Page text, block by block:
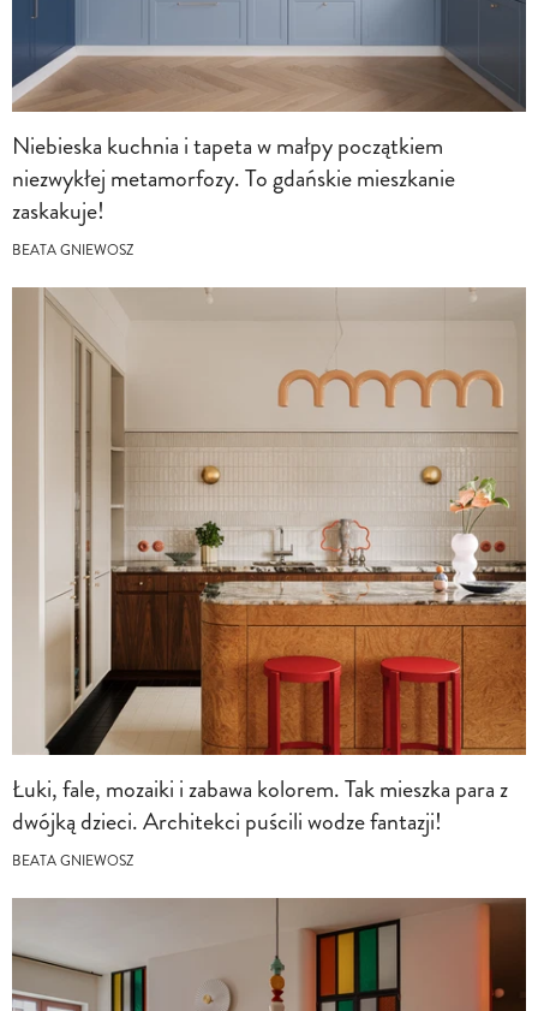
Niebieska kuchnia i tapeta w małpy początkiem
niezwykłej metamorfozy. To gdańskie mieszkanie
zaskakuje!
BEATA GNIEWOSZ
Łuki, fale, mozaiki i zabawa kolorem. Tak mieszka para z
dwójką dzieci. Architekci puścili wodze fantazji!
BEATA GNIEWOSZ